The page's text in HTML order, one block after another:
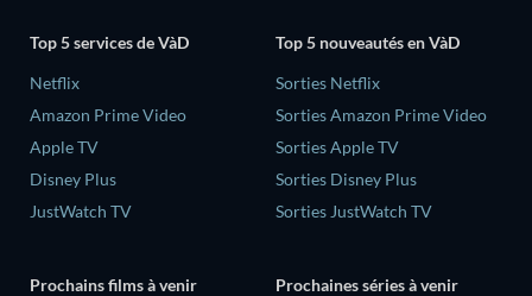
Top 5 services de VàD
Netflix
Amazon Prime Video
Apple TV
Disney Plus
JustWatch TV
Top 5 nouveautés en VàD
Sorties Netflix
Sorties Amazon Prime Video
Sorties Apple TV
Sorties Disney Plus
Sorties JustWatch TV
Prochains films à venir
Prochaines séries à venir